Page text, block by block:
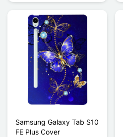
Samsung Galaxy Tab S10
FE Plus Cover